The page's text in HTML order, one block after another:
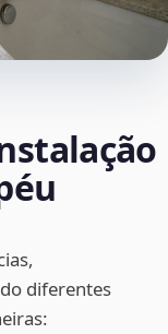
diferentes